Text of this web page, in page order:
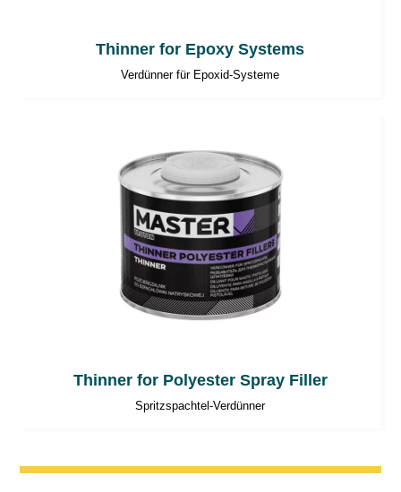
Thinner for Epoxy Systems
Verdünner für Epoxid-Systeme
Thinner for Polyester Spray Filler
Spritzspachtel-Verdünner